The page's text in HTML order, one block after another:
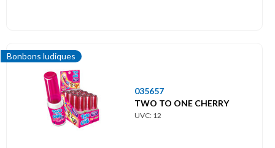
Bonbons ludiques
035657
TWO TO ONE CHERRY
UVC: 12